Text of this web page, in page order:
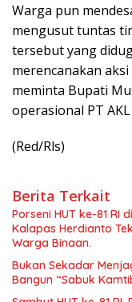
Warga pun
mengusut tuntas
tersebut yang
merencanakan
meminta Bupati
operasional PT
(Red/Rls)
Berita Terkait
Porseni HUT ke-81 RI
Kalapas Herdianto
Warga Binaan.
Bukan Sekadar
Bangun “Sabuk